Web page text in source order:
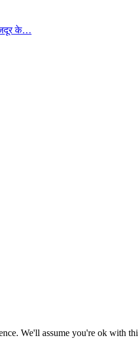
के…
We'll assume you're ok with